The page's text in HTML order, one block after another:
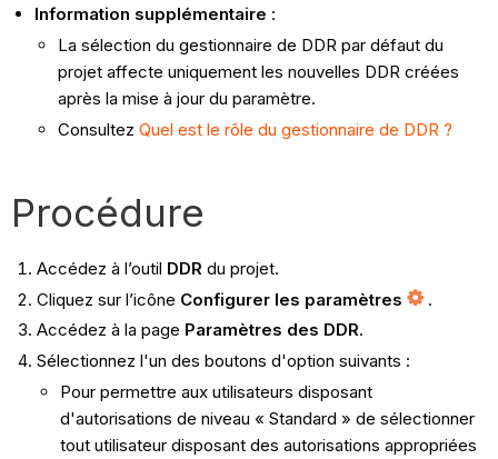
Information supplémentaire :
La sélection du gestionnaire de DDR par défaut du
projet affecte uniquement les nouvelles DDR créées
après la mise à jour du paramètre.
ConsultezQuel est le rôle du gestionnaire de DDR ?
Procédure
Accédez à l’outil DDR du projet.
Cliquez sur l’icône Configurer les paramètres
.
Accédez à la page Paramètres des DDR.
Sélectionnez l'un des boutons d'option suivants :
Pour permettre aux utilisateurs disposant
d'autorisations de niveau « Standard » de sélectionner
tout utilisateur disposant des autorisations appropriées